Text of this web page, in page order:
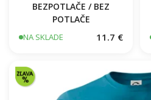
BEZPOTLAČE / BEZ
POTLAČE
NA SKLADE 11.7 €